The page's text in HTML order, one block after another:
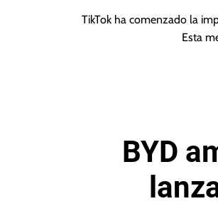
TikTok ha comenzado la
Esta
BYD